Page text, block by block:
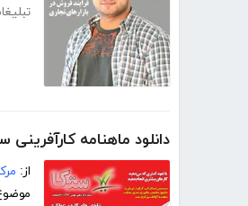
دانلود ماهنامه کارآفرینی
از: